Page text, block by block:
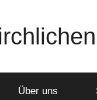
Über uns